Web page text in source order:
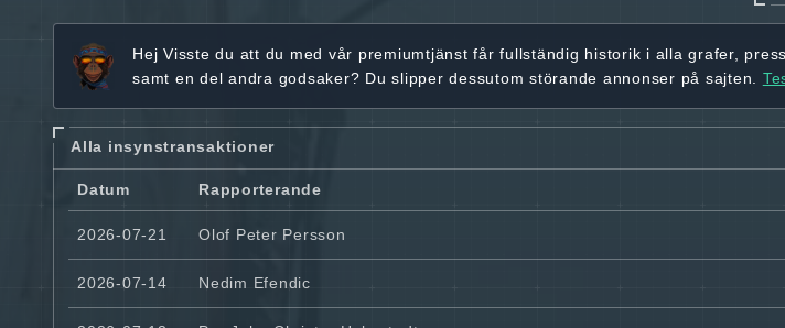
Hej Visste du att du med vår premiumtjänst fårfullständig historik i alla grafer,
samt en del andra godsaker? Du slipper dessutom störande annonser på sajten.
Alla insynstransaktioner
Datum Rapporterande
2026-07-21 Olof Peter Persson
2026-07-14 Nedim Efendic